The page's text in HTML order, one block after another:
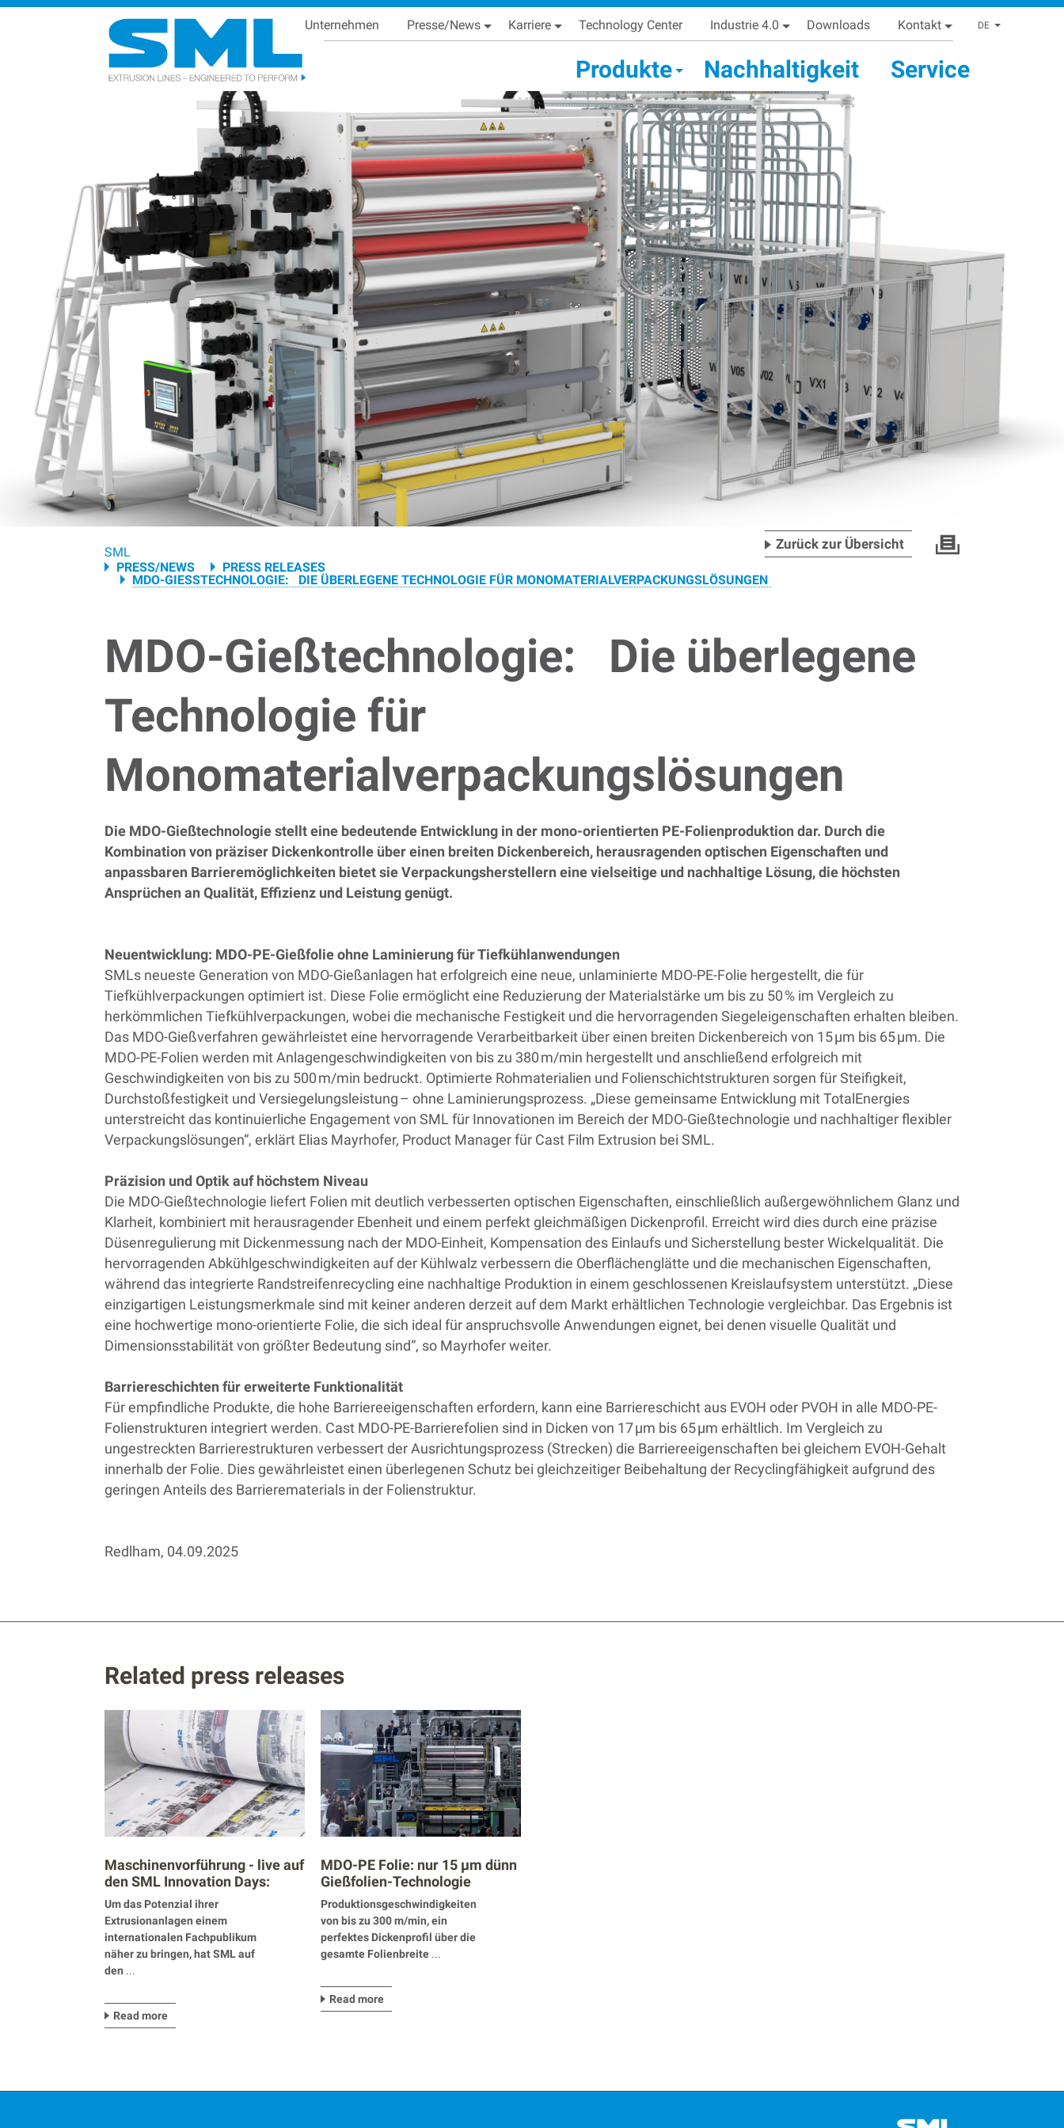
Skip
to
content
Main navigation
Unternehmen Presse/News Karriere Technology Center Industrie 4.0 Downloads Kontakt DE List
Produkte Nachhaltigkeit Service
Breadcrumb
SML
PRESS/NEWS
PRESS RELEASES
MDO-GIESSTECHNOLOGIE: DIE ÜBERLEGENE TECHNOLOGIE FÜR MONOMATERIALVERPACKUNGSLÖSUNGEN
Zurück zur Übersicht
MDO-Gießtechnologie: Die überlegene
Technologie für
Monomaterialverpackungslösungen
Die MDO-Gießtechnologie stellt eine bedeutende Entwicklung in der mono-orientierten PE-Folienproduktion dar. Durch die
Kombination von präziser Dickenkontrolle über einen breiten Dickenbereich, herausragenden optischen Eigenschaften und
anpassbaren Barrieremöglichkeiten bietet sie Verpackungsherstellern eine vielseitige und nachhaltige Lösung, die höchsten
Ansprüchen an Qualität, Effizienz und Leistung genügt.
Neuentwicklung: MDO-PE-Gießfolie ohne Laminierung für Tiefkühlanwendungen
SMLs neueste Generation von MDO-Gießanlagen hat erfolgreich eine neue, unlaminierte MDO-PE-Folie hergestellt, die für
Tiefkühlverpackungen optimiert ist. Diese Folie ermöglicht eine Reduzierung der Materialstärke um bis zu 50 % im Vergleich zu
herkömmlichen Tiefkühlverpackungen, wobei die mechanische Festigkeit und die hervorragenden Siegeleigenschaften erhalten bleiben.
Das MDO-Gießverfahren gewährleistet eine hervorragende Verarbeitbarkeit über einen breiten Dickenbereich von 15 µm bis 65 µm. Die
MDO-PE-Folien werden mit Anlagengeschwindigkeiten von bis zu 380 m/min hergestellt und anschließend erfolgreich mit
Geschwindigkeiten von bis zu 500 m/min bedruckt. Optimierte Rohmaterialien und Folienschichtstrukturen sorgen für Steifigkeit,
Durchstoßfestigkeit und Versiegelungsleistung – ohne Laminierungsprozess. „Diese gemeinsame Entwicklung mit TotalEnergies
unterstreicht das kontinuierliche Engagement von SML für Innovationen im Bereich der MDO-Gießtechnologie und nachhaltiger flexibler
Verpackungslösungen“, erklärt Elias Mayrhofer, Product Manager für Cast Film Extrusion bei SML.
Präzision und Optik auf höchstem Niveau
Die MDO-Gießtechnologie liefert Folien mit deutlich verbesserten optischen Eigenschaften, einschließlich außergewöhnlichem Glanz und
Klarheit, kombiniert mit herausragender Ebenheit und einem perfekt gleichmäßigen Dickenprofil. Erreicht wird dies durch eine präzise
Düsenregulierung mit Dickenmessung nach der MDO-Einheit, Kompensation des Einlaufs und Sicherstellung bester Wickelqualität. Die
hervorragenden Abkühlgeschwindigkeiten auf der Kühlwalz verbessern die Oberflächenglätte und die mechanischen Eigenschaften,
während das integrierte Randstreifenrecycling eine nachhaltige Produktion in einem geschlossenen Kreislaufsystem unterstützt. „Diese
einzigartigen Leistungsmerkmale sind mit keiner anderen derzeit auf dem Markt erhältlichen Technologie vergleichbar. Das Ergebnis ist
eine hochwertige mono-orientierte Folie, die sich ideal für anspruchsvolle Anwendungen eignet, bei denen visuelle Qualität und
Dimensionsstabilität von größter Bedeutung sind“, so Mayrhofer weiter.
Barriereschichten für erweiterte Funktionalität
Für empfindliche Produkte, die hohe Barriereeigenschaften erfordern, kann eine Barriereschicht aus EVOH oder PVOH in alle MDO-PE-
Folienstrukturen integriert werden. Cast MDO-PE-Barrierefolien sind in Dicken von 17 µm bis 65 µm erhältlich. Im Vergleich zu
ungestreckten Barrierestrukturen verbessert der Ausrichtungsprozess (Strecken) die Barriereeigenschaften bei gleichem EVOH-Gehalt
innerhalb der Folie. Dies gewährleistet einen überlegenen Schutz bei gleichzeitiger Beibehaltung der Recyclingfähigkeit aufgrund des
geringen Anteils des Barrierematerials in der Folienstruktur.
Redlham, 04.09.2025
Related press releases
Maschinenvorführung - live auf
den SML Innovation Days:
Monomaterial-Strukturen für
Standbodenbeutel aus PE
Um das Potenzial ihrer
Extrusionanlagen einem
internationalen Fachpublikum
näher zu bringen, hat SML auf
den ...
Read more
MDO-PE Folie: nur 15 µm dünn
Gießfolien-Technologie
revolutioniert Monomaterial-
Verpackungen
Produktionsgeschwindigkeiten
von bis zu 300 m/min, ein
perfektes Dickenprofil über die
gesamte Folienbreite ...
Read more